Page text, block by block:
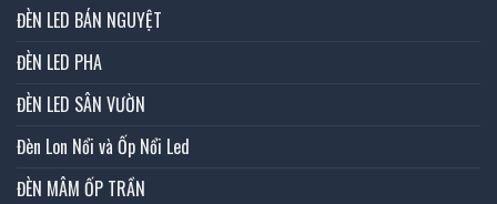
ĐÈN LED BÁN NGUYỆT
ĐÈN LED PHA
ĐÈN LED SÂN VƯỜN
Đèn Lon Nổi và Ốp Nổi Led
ĐÈN MÂM ỐP TRẦN